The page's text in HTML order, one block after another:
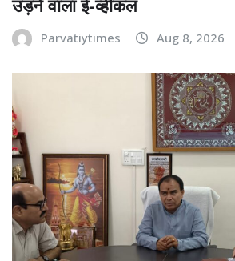
Parvatiytimes Aug 8, 2026